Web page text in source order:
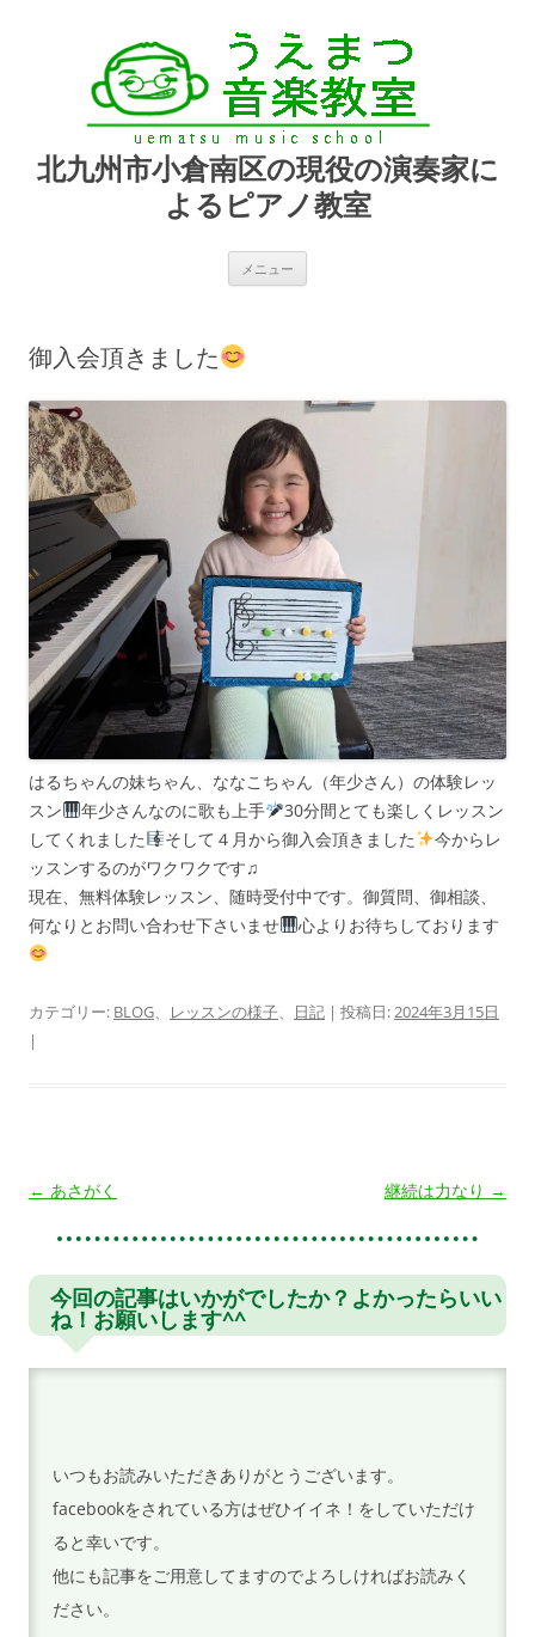
北九州市小倉南区の現役の演奏家に
よるピアノ教室
メニュー
プ
御入会頂きました
はるちゃんの妹ちゃん、ななこちゃん（年少さん）の体験レッ
スン
年少さんなのに歌も上手
30分間とても楽しくレッスン
してくれました
そして４月から御入会頂きました
今からレ
ッスンするのがワクワクです♫
現在、無料体験レッスン、随時受付中です。御質問、御相談、
何なりとお問い合わせ下さいませ
心よりお待ちしております
カテゴリー: BLOG、 レッスンの様子、 日記 | 投稿日:2024年3月15日
|
投
ビ
ゲ
← あさがく 継続は力なり →
今回の記事はいかがでしたか？よかったらいい
ね！お願いします^^
いつもお読みいただきありがとうございます。
facebookをされている方はぜひイイネ！をしていただけ
ると幸いです。
他にも記事をご用意してますのでよろしければお読みく
ださい。